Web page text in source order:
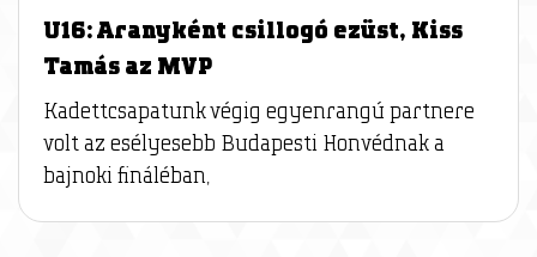
U16: Aranyként csillogó ezüst, Kiss
Tamás az MVP
Kadettcsapatunk végig egyenrangú partnere
volt az esélyesebb Budapesti Honvédnak a
bajnoki fináléban,